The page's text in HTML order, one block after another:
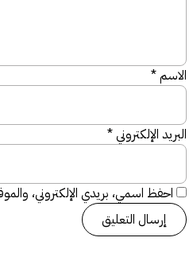
الاسم*
البريد الإلكتروني*
احفظ اسمي، بريدي الإلكتروني،